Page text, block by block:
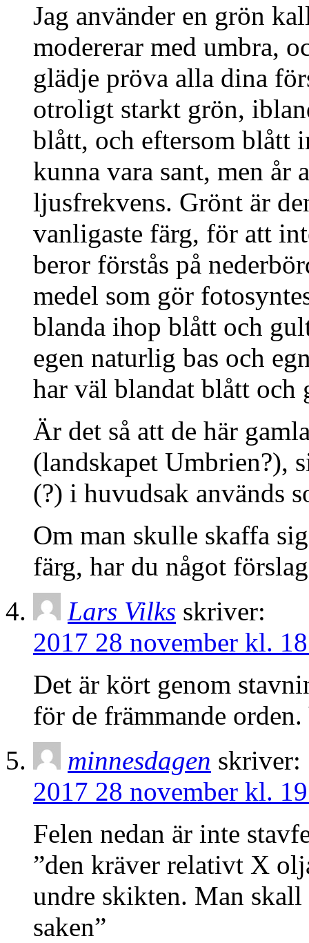
Jag använder en grön
modererar med umbra,
glädje pröva alla dina
otroligt starkt grön,
blått, och eftersom blått
kunna vara sant, men år
ljusfrekvens. Grönt är
vanligaste färg, för att
beror förstås på
medel som gör
blanda ihop blått och
egen naturlig bas och
har väl blandat blått
Är det så att de här
(landskapet Umbrien?),
(?) i huvudsak används
Om man skulle skaffa
färg, har du något
Lars Vilks skriver:
2017 28 november kl.
Det är kört genom
för de främmande
minnesdagen skriver:
2017 28 november kl.
Felen nedan är inte
”den kräver relativt X
undre skikten. Man
saken”